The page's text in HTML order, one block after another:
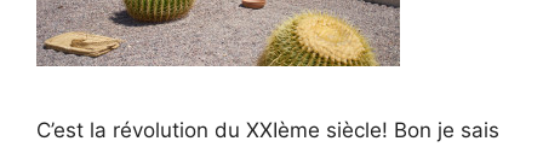
C’est la révolution du XXIème siècle! Bon je sais